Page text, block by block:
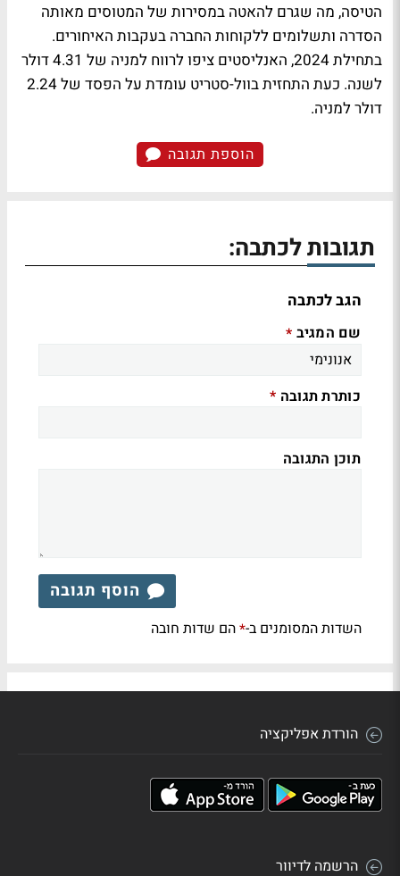
הטיסה, מה שגרם להאטה במסירות של המטוסים מאותה
הסדרה ותשלומים ללקוחות החברה בעקבות האיחורים.
בתחילת 2024, האנליסטים ציפו לרווח למניה של 4.31 דולר
לשנה. כעת התחזית בוול-סטריט עומדת על הפסד של 2.24
דולר למניה.
הוספת תגובה
תגובות לכתבה:
הגב לכתבה
שם המגיב *
כותרת תגובה *
תוכן התגובה
הוסף תגובה
השדות המסומנים ב-*הם שדות חובה
הורדת אפליקציה
הרשמה לדיוור